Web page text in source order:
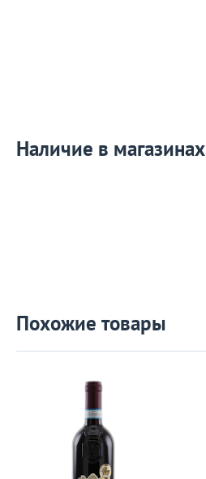
Наличие в магазинах
Похожие товары